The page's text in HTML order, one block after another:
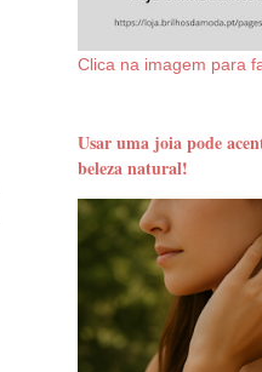
Clica na imagem para
Usar uma joia pode
beleza natural!